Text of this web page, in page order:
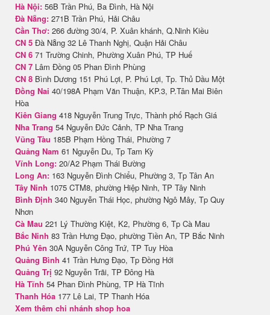
Hà Nội: 56B Trần Phú, Ba Đình, Hà Nội
Đà Nẵng: 271B Trần Phú, Hải Châu
Cần Thơ: 266 đường 30/4, P. Xuân khánh, Q.Ninh Kiều
CN 5 Đà Nẵng 32 Lê Thanh Nghị, Quận Hải Châu
CN 6 71 Trường Chinh, Phường Xuân Phú, TP Huế
CN 7 Lâm Đồng 05 Phan Đình Phùng
CN 8 Bình Dương 151 Phú Lợi, P. Phú Lợi, Tp. Thủ Dầu Một
Đồng Nai 40/198A Phạm Văn Thuận, KP.3, P.Tân Mai Biên
Hòa
Kiên Giang 418 Nguyễn Trung Trực, Thành phố Rạch Giá
Nha Trang 54 Nguyễn Đức Cảnh, TP Nha Trang
Vũng Tàu 185B Phạm Hồng Thái, Phường 7
Quảng Nam 61 Nguyễn Du, Tp Tam Kỳ
Vĩnh Long: 20/A2 Phạm Thái Bường
Long An: 163 Nguyễn Đình Chiểu, Phường 3, Tp Tân An
Tây Ninh 1075 CTM8, phường Hiệp Ninh, TP Tây Ninh
Bình Định 340 Nguyễn Thái Học, phường Ngô Mây, Tp Quy
Nhơn
Cà Mau 221 Lý Thường Kiệt, K2, Phường 6, Tp Cà Mau
Bắc Ninh 83 Trần Hưng Đạo, phường Tiền An, TP Bắc Ninh
Phú Yên 30A Nguyễn Công Trứ, TP Tuy Hòa
Quảng Bình 41 Trần Hưng Đạo, Tp Đồng Hới
Quảng Trị 92 Nguyễn Trãi, TP Đông Hà
Hà Tĩnh 54 Phan Đình Phùng, TP Hà Tĩnh
Thanh Hóa 177 Lê Lai, TP Thanh Hóa
Xem thêm chi nhánh shop hoa